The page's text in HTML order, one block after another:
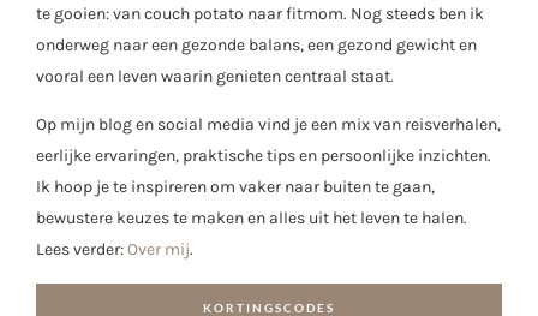
te gooien: van couch potato naar fitmom. Nog steeds ben ik
onderweg naar een gezonde balans, een gezond gewicht en
vooral een leven waarin genieten centraal staat.
Op mijn blog en social media vind je een mix van reisverhalen,
eerlijke ervaringen, praktische tips en persoonlijke inzichten.
Ik hoop je te inspireren om vaker naar buiten te gaan,
bewustere keuzes te maken en alles uit het leven te halen.
Lees verder:Over mij.
KORTINGSCODES